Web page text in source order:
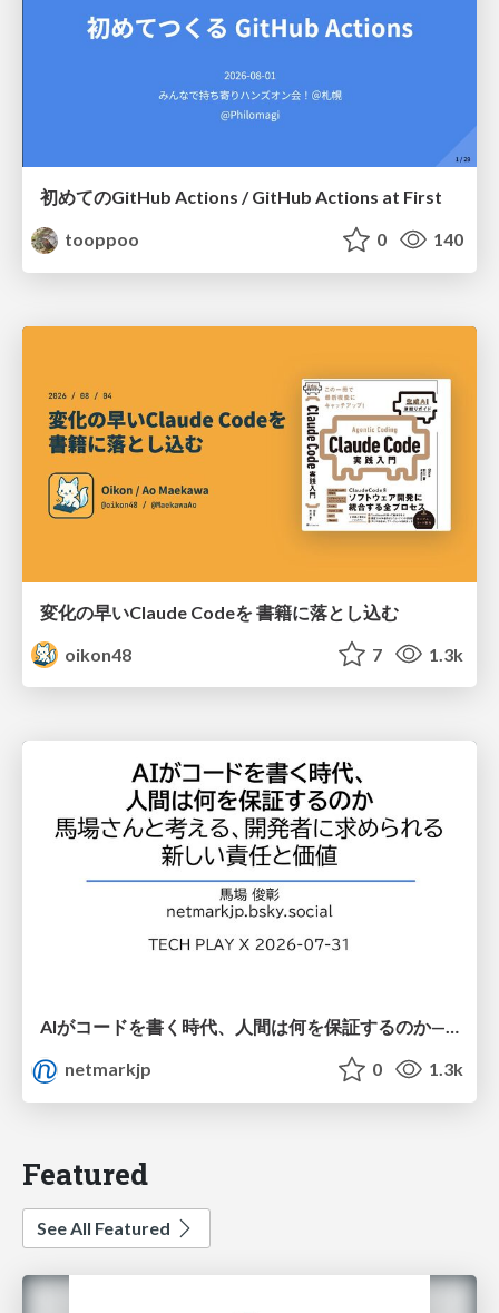
初めてのGitHub Actions / GitHub Actions at First
tooppoo
0 140
変化の早いClaude Codeを 書籍に落とし込む
oikon48
7 1.3k
AIがコードを書く時代、人間は何を保証するのか———馬場さんと考える、開発者に求められる新しい責任と価値 - TECH PLAY
netmarkjp
0 1.3k
Featured
See All Featured